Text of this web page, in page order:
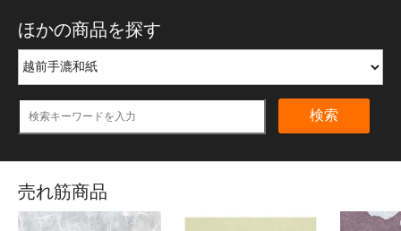
ほかの商品を探す
検索
売れ筋商品